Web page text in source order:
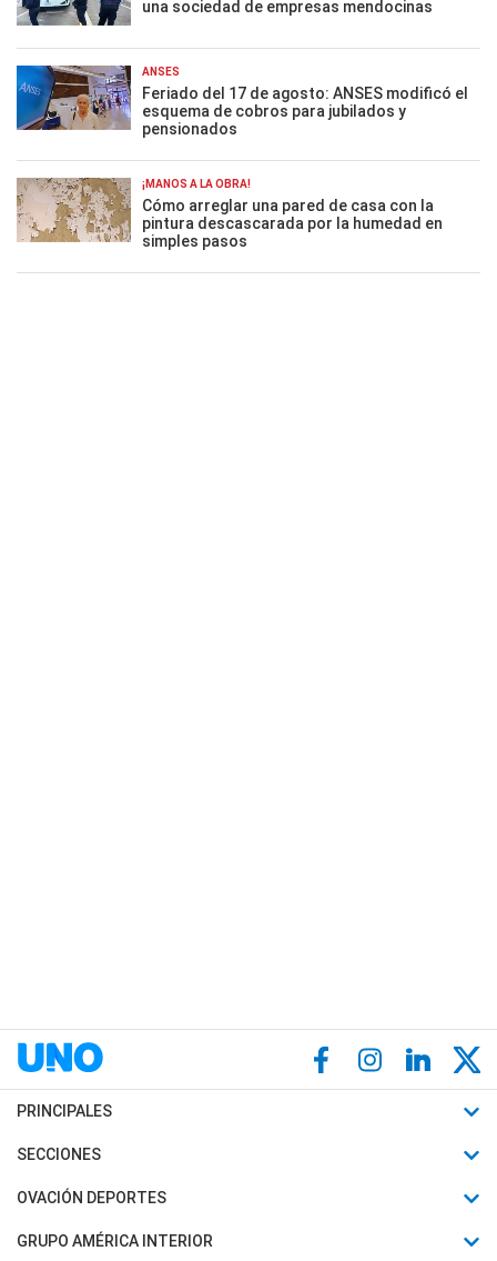
una sociedad de empresas mendocinas
ANSES
Feriado del 17 de agosto: ANSES modificó el
esquema de cobros para jubilados y
pensionados
¡MANOS A LA OBRA!
Cómo arreglar una pared de casa con la
pintura descascarada por la humedad en
simples pasos
PRINCIPALES
Últimas Noticias
Política
SECCIONES
Horóscopo
Motores
OVACIÓN DEPORTES
Fútbol
GRUPO AMÉRICA INTERIOR